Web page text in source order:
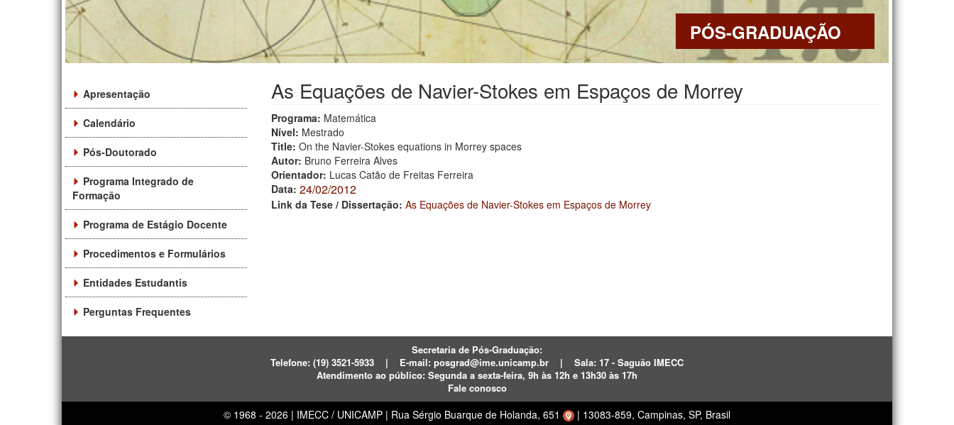
PÓS-GRADUAÇÃO
Apresentação
Calendário
Pós-Doutorado
Programa Integrado de
Formação
Programa de Estágio Docente
Procedimentos e Formulários
Entidades Estudantis
Perguntas Frequentes
As Equações de Navier-Stokes em Espaços de Morrey
Programa: Matemática
Nível: Mestrado
Title: On the Navier-Stokes equations in Morrey spaces
Autor: Bruno Ferreira Alves
Orientador: Lucas Catão de Freitas Ferreira
Data: 24/02/2012
Link da Tese / Dissertação: As Equações de Navier-Stokes em Espaços de Morrey
Secretaria de Pós-Graduação:
Telefone: (19) 3521-5933 | E-mail: posgrad@ime.unicamp.br |
Sala: 17 - Saguão IMECC
Atendimento ao público: Segunda a sexta-feira, 9h às 12h e 13h30 às 17h
Fale conosco
© 1968 - 2026 | IMECC / UNICAMP | Rua Sérgio Buarque de Holanda, 651 | 13083-859, Campinas, SP, Brasil